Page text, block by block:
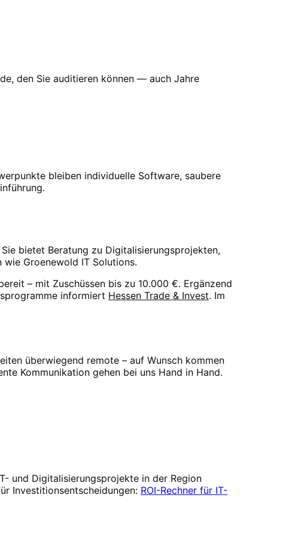
den Sie auditieren können — auch Jahre
bleiben individuelle Software, saubere
Sie bietet Beratung zu Digitalisierungsprojekten,
Groenewold IT Solutions.
– mit Zuschüssen bis zu 10.000 €. Ergänzend
informiert Hessen Trade & Invest. Im
überwiegend remote – auf Wunsch kommen
Kommunikation gehen bei uns Hand in Hand.
und Digitalisierungsprojekte in der Region
Investitionsentscheidungen: ROI-Rechner für IT-